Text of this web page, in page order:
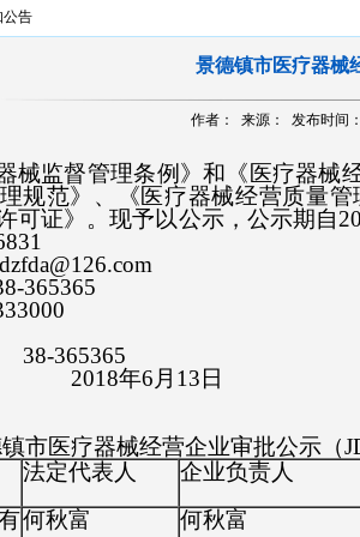
公告
景德镇市医疗器械
作者： 来源： 发布时间
械监督管理条例》和《医疗器械
规范》、《医疗器械经营质量
可证》。现予以公示，公示期自
365365
6月13日
疗器械经营企业审批公示（
法定代表人
企业负责人
何秋富 何秋富